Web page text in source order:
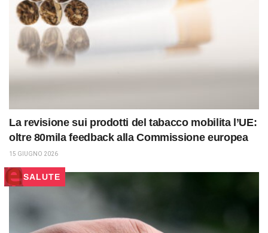
La revisione sui prodotti del tabacco mobilita l’UE:
oltre 80mila feedback alla Commissione europea
15 GIUGNO 2026
SALUTE